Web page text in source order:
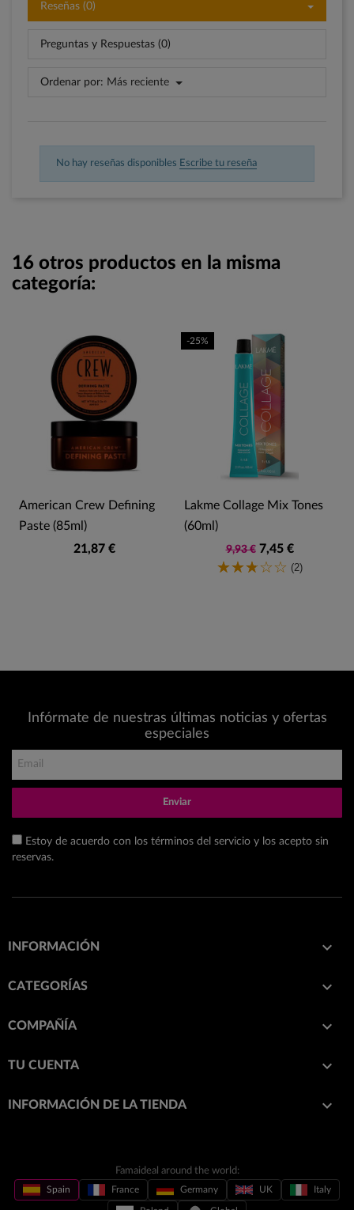
Reseñas (0)
Preguntas y Respuestas (0)
Ordenar por: Más reciente
No hay reseñas disponibles Escribe tu reseña
16 otros productos en la misma
categoría:
American Crew Defining
Paste (85ml)
21,87 €
Lakme Collage Mix Tones
(60ml)
9,93 € 7,45 €
(2)
-25%
Infórmate de nuestras últimas noticias y ofertas
especiales
Enviar
Estoy de acuerdo con los términos del servicio y los acepto sin
reservas.
INFORMACIÓN 
CATEGORÍAS 
COMPAÑÍA 
TU CUENTA 
INFORMACIÓN DE LA TIENDA keyboard_arrow_down
Famaideal around the world:
Spain France Germany UK Italy